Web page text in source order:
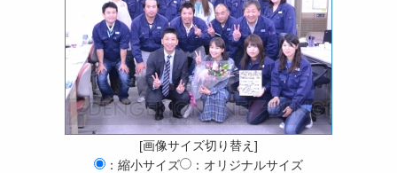
[画像サイズ切り替え]
：縮小サイズ
：オリジナルサイズ